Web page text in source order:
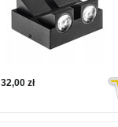
32,00 zł